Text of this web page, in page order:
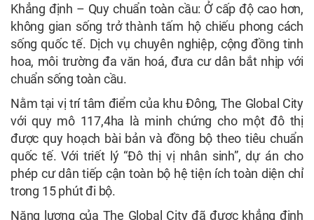
Khẳng định – Quy chuẩn toàn cầu: Ở cấp độ cao hơn,
không gian sống trở thành tấm hộ chiếu phong cách
sống quốc tế. Dịch vụ chuyên nghiệp, cộng đồng tinh
hoa, môi trường đa văn hoá, đưa cư dân bắt nhịp với
chuẩn sống toàn cầu.
Nằm tại vị trí tâm điểm của khu Đông, The Global City
với quy mô 117,4ha là minh chứng cho một đô thị
được quy hoạch bài bản và đồng bộ theo tiêu chuẩn
quốc tế. Với triết lý “Đô thị vị nhân sinh”, dự án cho
phép cư dân tiếp cận toàn bộ hệ tiện ích toàn diện chỉ
trong 15 phút đi bộ.
Năng lượng của The Global City đã được khẳng định